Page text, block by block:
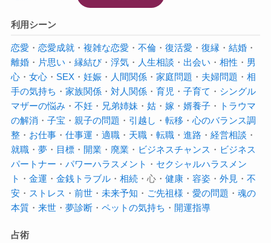
利用シーン
恋愛 ・ 恋愛成就・ 複雑な恋愛 ・ 不倫・ 復活愛 ・ 復縁 ・ 結婚・
離婚・ 片思い ・ 縁結び・ 浮気・ 人生相談 ・ 出会い ・ 相性 ・ 男
心・ 女心・ SEX・ 妊娠・ 人間関係・ 家庭問題 ・ 夫婦問題 ・ 相
手の気持ち ・ 家族関係・ 対人関係・ 育児 ・ 子育て ・ シングル
マザーの悩み ・ 不妊・ 兄弟姉妹 ・ 姑・ 嫁 ・ 婿養子・
トラウマ
の解消 ・ 子宝 ・ 親子の問題 ・ 引越し ・ 転移 ・ 心のバランス調
整・ お仕事・ 仕事運 ・ 適職・ 天職・ 転職・ 進路 ・ 経営相談 ・
就職・ 夢・ 目標・ 開業 ・ 廃業 ・ ビジネスチャンス ・ ビジネス
パートナー ・ パワーハラスメント ・ セクシャルハラスメン
ト ・ 金運 ・ 金銭トラブル・ 相続・心・ 健康・ 容姿・ 外見 ・ 不
安・ ストレス ・ 前世・ 未来予知 ・ ご先祖様 ・ 愛の問題 ・ 魂の
本質・ 来世・ 夢診断・ ペットの気持ち ・ 開運指導
占術